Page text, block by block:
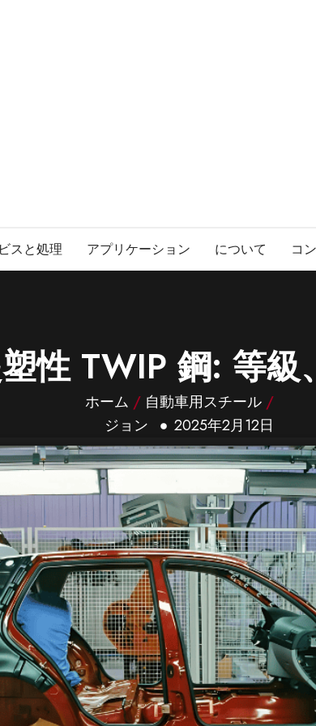
スと処理 アプリケーション について コ
性 TWIP 鋼: 等級
ホーム / 自動車用スチール /
ジョン
2025年2月12日